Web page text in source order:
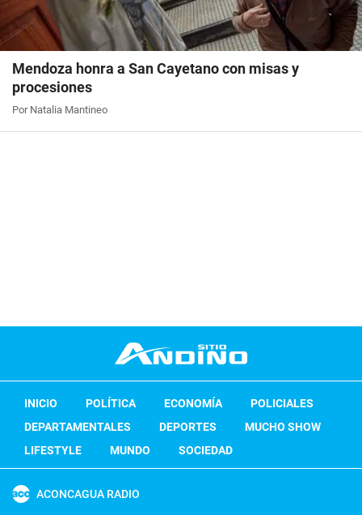
Mendoza honra a San Cayetano con misas y
procesiones
Por Natalia Mantineo
INICIO POLÍTICA ECONOMÍA
POLICIALES
DEPARTAMENTALES
DEPORTES
MUCHO SHOW
LIFESTYLE
MUNDO SOCIEDAD
ACONCAGUA RADIO